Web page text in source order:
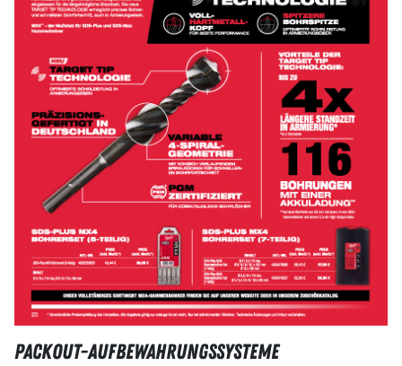
Packout-Aufbewahrungssysteme